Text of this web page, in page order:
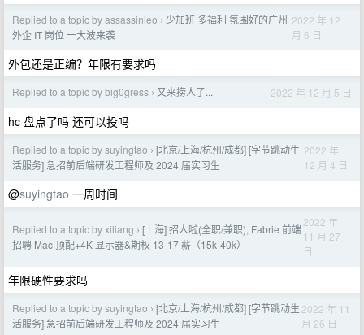
Replied to a topic by assassinleo › 少加班 多福利 氛围好的广州
外企 IT 岗位 一大波来袭
2022 年 12
月 6 日
外包还是正编？年限有要求吗
Replied to a topic by big0gress › 又来捞人了... 2022 年 12 月 5 日
hc 盘点了吗 还可以投吗
Replied to a topic by suyingtao › [北京/上海/杭州/成都] [字节跳动生
活服务] 急招前后端研发工程师及 2024 届实习生
2022 年
12 月 4 日
@suyingtao 一周时间
Replied to a topic by xiliang › [上海] 招人啦(全职/兼职), Fabrie 前端
招聘 Mac 顶配+4K 显示器&期权 13-17 薪（15k-40k）
2022 年
11 月 27
日
年限硬性要求吗
Replied to a topic by suyingtao › [北京/上海/杭州/成都] [字节跳动生
活服务] 急招前后端研发工程师及 2024 届实习生
2022 年 11
月 26 日